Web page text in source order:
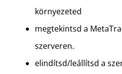
környezeted
megtekintsd a
szerveren.
elindítsd/leállítsd a